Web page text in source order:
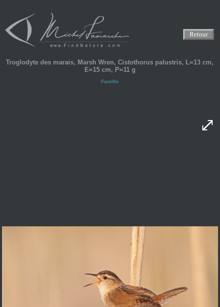
Retour
Troglodyte des marais, Marsh Wren, Cistothorus palustris, L=13 cm,
E=15 cm, P=11 g
Famille